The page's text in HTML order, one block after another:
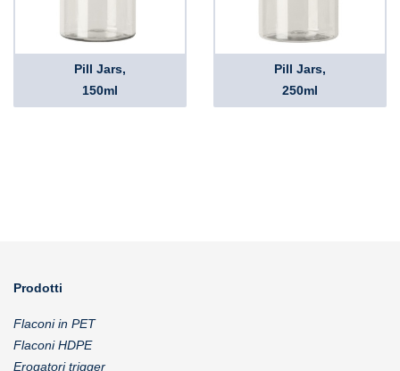
Pill Jars,
150ml
Pill Jars,
250ml
Prodotti
Flaconi in PET
Flaconi HDPE
Erogatori trigger